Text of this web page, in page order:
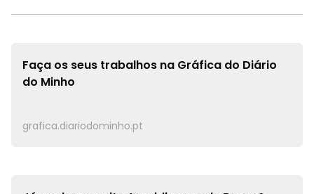
Faça os seus trabalhos na Gráfica do Diário
do Minho
grafica.diariodominho.pt